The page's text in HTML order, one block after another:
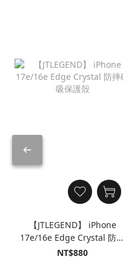
【JTLEGEND】 iPhone
17e/16e Edge Crystal 防摔
磁吸保護殼
NT$880